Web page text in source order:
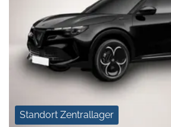
Standort Zentrallager